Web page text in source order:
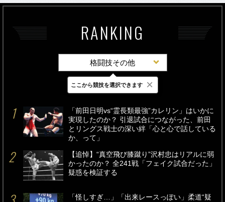
RANKING
格闘技その他
最新 24時間 週間
「前田日明vs“霊長類最強”カレリン」はいかに
実現したのか？ 引退試合につながった、前田
とリングス戦士の深い絆「心と心で話している
か、って」
【追悼】“真空飛び膝蹴り”沢村忠はリアルに弱
かったのか？ 全241戦「フェイク試合だった」
疑惑を検証する
「怪しすぎ…」「出来レースっぽい」柔道“疑
ここから競技を選択できます ×